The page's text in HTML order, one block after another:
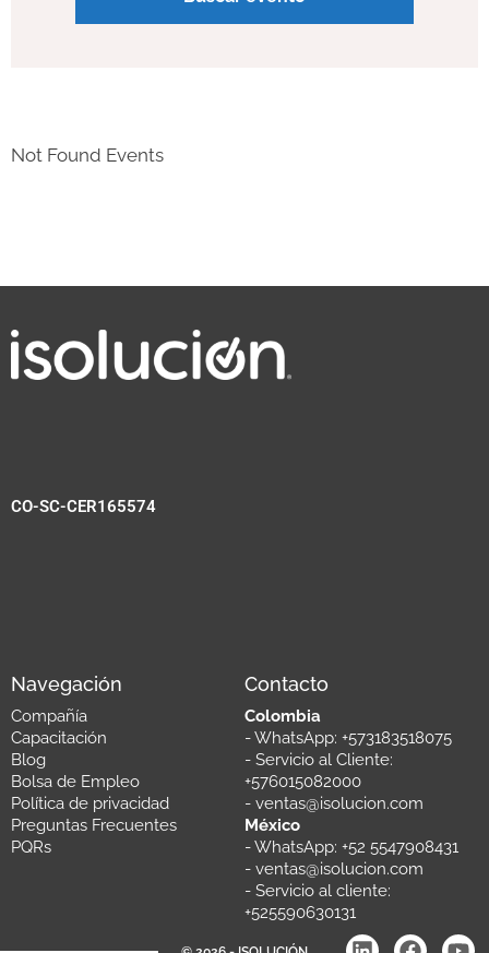
Not Found Events
CO-SC-CER165574
Navegación
Compañía
Capacitación
Blog
Bolsa de Empleo
Política de privacidad
Preguntas Frecuentes
PQRs
Contacto
Colombia
- WhatsApp: +573183518075
- Servicio al Cliente:
+576015082000
- ventas@isolucion.com
México
- WhatsApp: +52 5547908431
- ventas@isolucion.com
- Servicio al cliente: ​
+525590630131